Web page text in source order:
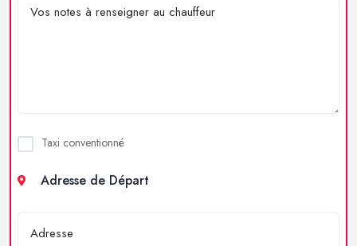
Taxi conventionné
Adresse de Départ